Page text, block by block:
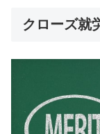
クローズ就